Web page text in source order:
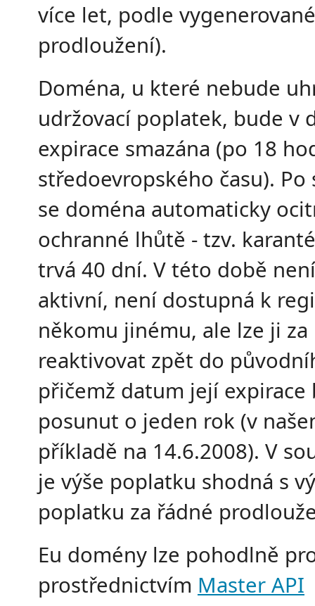
více let, podle
prodloužení).
Doména, u které nebude
udržovací poplatek, bude v
expirace smazána (po 18
středoevropského času). Po
se doména automaticky
ochranné lhůtě - tzv.
trvá 40 dní. V této době
aktivní, není dostupná k
někomu jinému, ale lze ji
reaktivovat zpět do
přičemž datum její expirace
posunut o jeden rok (v
příkladě na 14.6.2008). V
je výše poplatku shodná s
poplatku za řádné
Eu domény lze pohodlně
prostřednictvím Master API